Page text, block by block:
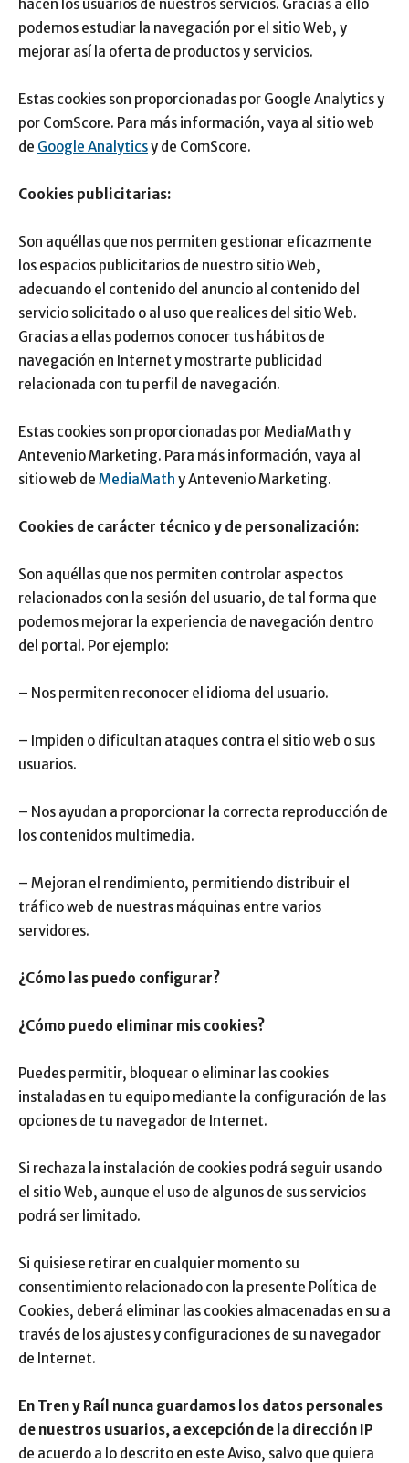
hacen los usuarios de nuestros servicios. Gracias a ello
podemos estudiar la navegación por el sitio Web, y
mejorar así la oferta de productos y servicios.
Estas cookies son proporcionadas por Google Analytics y
por ComScore. Para más información, vaya al sitio web
de Google Analyticsy de ComScore.
Cookies publicitarias:
Son aquéllas que nos permiten gestionar eficazmente
los espacios publicitarios de nuestro sitio Web,
adecuando el contenido del anuncio al contenido del
servicio solicitado o al uso que realices del sitio Web.
Gracias a ellas podemos conocer tus hábitos de
navegación en Internet y mostrarte publicidad
relacionada con tu perfil de navegación.
Estas cookies son proporcionadas por MediaMath y
Antevenio Marketing. Para más información, vaya al
sitio web de MediaMath y Antevenio Marketing.
Cookies de carácter técnico y de personalización:
Son aquéllas que nos permiten controlar aspectos
relacionados con la sesión del usuario, de tal forma que
podemos mejorar la experiencia de navegación dentro
del portal. Por ejemplo:
– Nos permiten reconocer el idioma del usuario.
– Impiden o dificultan ataques contra el sitio web o sus
usuarios.
– Nos ayudan a proporcionar la correcta reproducción de
los contenidos multimedia.
– Mejoran el rendimiento, permitiendo distribuir el
tráfico web de nuestras máquinas entre varios
servidores.
¿Cómo las puedo configurar?
¿Cómo puedo eliminar mis cookies?
Puedes permitir, bloquear o eliminar las cookies
instaladas en tu equipo mediante la configuración de las
opciones de tu navegador de Internet.
Si rechaza la instalación de cookies podrá seguir usando
el sitio Web, aunque el uso de algunos de sus servicios
podrá ser limitado.
Si quisiese retirar en cualquier momento su
consentimiento relacionado con la presente Política de
Cookies, deberá eliminar las cookies almacenadas en su a
través de los ajustes y configuraciones de su navegador
de Internet.
En Tren y Raíl nunca guardamos los datos personales
de nuestros usuarios, a excepción de la dirección IP
de acuerdo a lo descrito en este Aviso, salvo que quiera